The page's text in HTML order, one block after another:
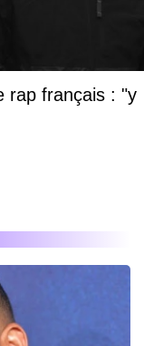
rap français : "y